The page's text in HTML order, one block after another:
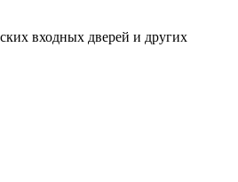
входных дверей и других